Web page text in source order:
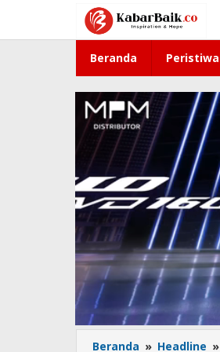
konten
Beranda Peristiwa
Beranda » Headline »